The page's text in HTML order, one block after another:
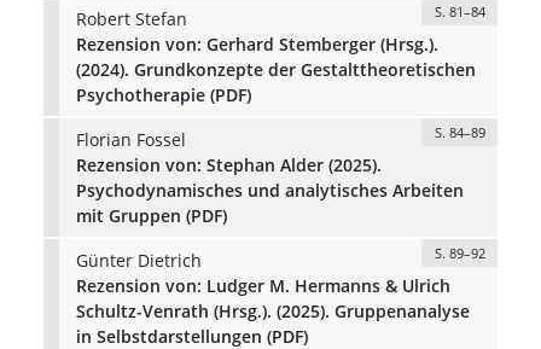
Robert Stefan
S. 81–84
Rezension von: Gerhard Stemberger (Hrsg.).
(2024). Grundkonzepte der Gestalttheoretischen
Psychotherapie (PDF)
Florian Fossel
S. 84–89
Rezension von: Stephan Alder (2025).
Psychodynamisches und analytisches Arbeiten
mit Gruppen (PDF)
Günter Dietrich
S. 89–92
Rezension von: Ludger M. Hermanns & Ulrich
Schultz-Venrath (Hrsg.). (2025). Gruppenanalyse
in Selbstdarstellungen (PDF)